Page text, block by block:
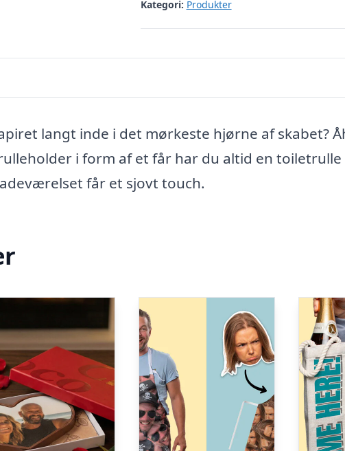
Kategori: Produkter
langt inde i det mørkeste hjørne af skabet?
i form af et får har du altid en toiletrulle
får et sjovt touch.